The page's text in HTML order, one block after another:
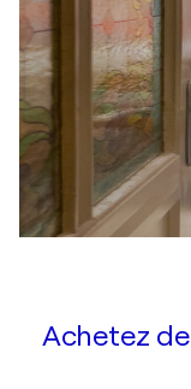
Achetez